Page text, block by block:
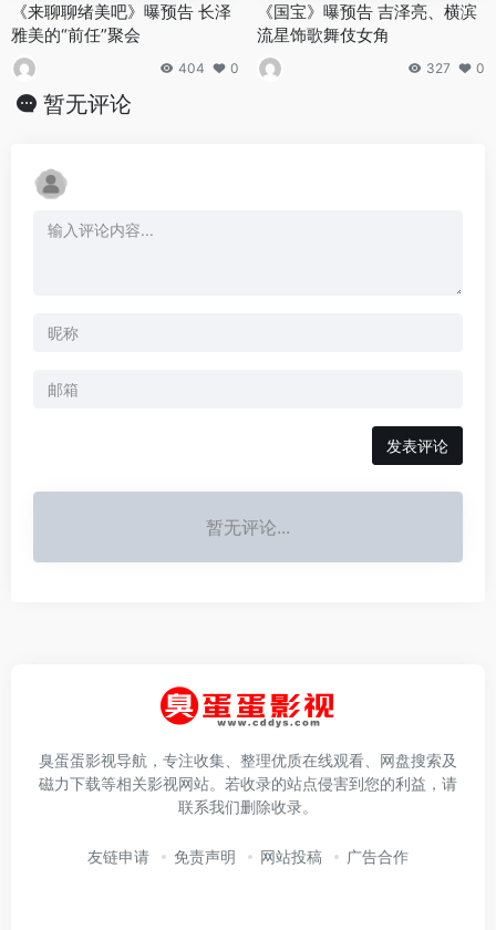
《来聊聊绪美吧》曝预告 长泽
雅美的“前任”聚会
404 0
《国宝》曝预告 吉泽亮、横滨
流星饰歌舞伎女角
327 0
暂无评论
发表评论
暂无评论...
臭蛋蛋影视导航，专注收集、整理优质在线观看、网盘搜索及
磁力下载等相关影视网站。若收录的站点侵害到您的利益，请
联系我们删除收录。
友链申请 免责声明 网站投稿 广告合作